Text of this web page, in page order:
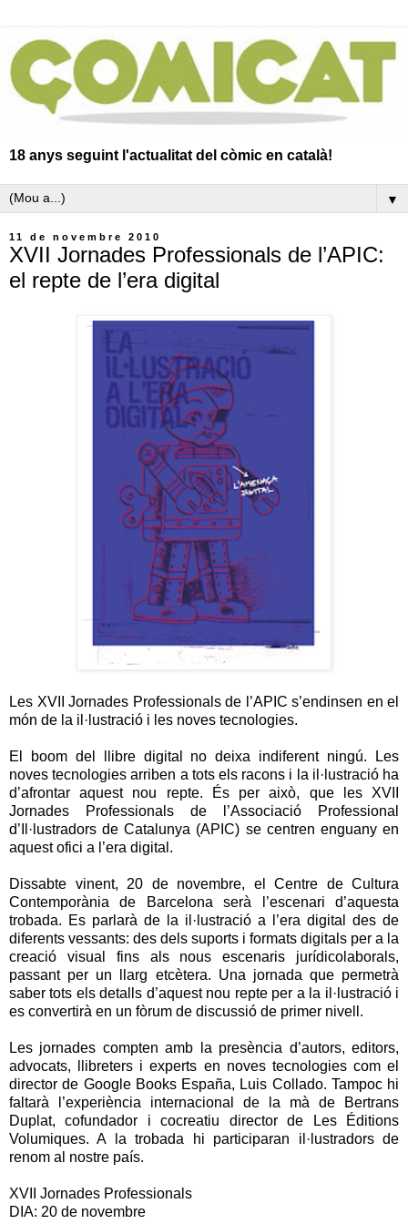
18 anys seguint l'actualitat del còmic en català!
▼
11 de novembre 2010
XVII Jornades Professionals de l’APIC:
el repte de l’era digital
Les XVII Jornades Professionals de l’APIC s’endinsen en el
món de la il·lustració i les noves tecnologies.
El boom del llibre digital no deixa indiferent ningú. Les
noves tecnologies arriben a tots els racons i la il·lustració ha
d’afrontar aquest nou repte. És per això, que les XVII
Jornades Professionals de l’Associació Professional
d’Il·lustradors de Catalunya (APIC) se centren enguany en
aquest ofici a l’era digital.
Dissabte vinent, 20 de novembre, el Centre de Cultura
Contemporània de Barcelona serà l’escenari d’aquesta
trobada. Es parlarà de la il·lustració a l’era digital des de
diferents vessants: des dels suports i formats digitals per a la
creació visual fins als nous escenaris jurídicolaborals,
passant per un llarg etcètera. Una jornada que permetrà
saber tots els detalls d’aquest nou repte per a la il·lustració i
es convertirà en un fòrum de discussió de primer nivell.
Les jornades compten amb la presència d’autors, editors,
advocats, llibreters i experts en noves tecnologies com el
director de Google Books España, Luis Collado. Tampoc hi
faltarà l’experiència internacional de la mà de Bertrans
Duplat, cofundador i cocreatiu director de Les Éditions
Volumiques. A la trobada hi participaran il·lustradors de
renom al nostre país.
XVII Jornades Professionals
DIA: 20 de novembre